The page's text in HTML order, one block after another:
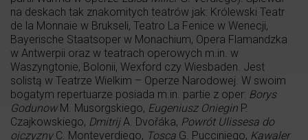
na deskach tak znakomitych teatrów jak: Królewski Teatr
de la Monnaie w Brukseli, Teatro La Fenice w Wenecji,
Bayerische Staatsoper w Monachium, Opera Flamandzka
w Antwerpii oraz w teatrach operowych m.in. w
Waszyngtonie, Bolonii, Wexford czy Wiesbaden. Jest
solistą w Teatrze Wielkim – Operze Narodowej. W swoim
bogatym repertuarze posiada m.in. partie z oper: Borys
GodunowM. Musorgskiego, Eugeniusz Oniegin P.
Czajkowskiego, DmitrijA. Dvořáka, Powrót Ulissesa do
ojczyznyC. Monteverdiego, Tosca G. Pucciniego, Kawaler